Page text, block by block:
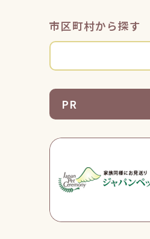
市区町村から探す
PR